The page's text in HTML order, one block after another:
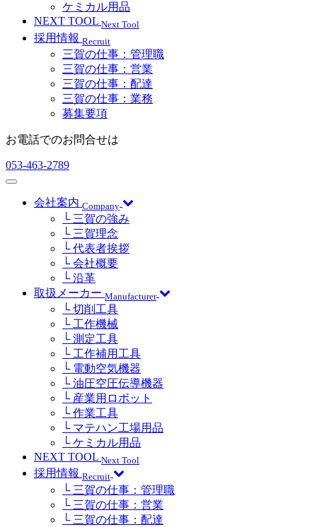
ケミカル用品
NEXT TOOL Next Tool
採用情報 Recruit
三賀の仕事：管理職
三賀の仕事：営業
三賀の仕事：配達
三賀の仕事：業務
募集要項
お電話でのお問合せは
053-463-2789
会社案内 Company
└ 三賀の強み
└ 三賀理念
└ 代表者挨拶
└ 会社概要
└ 沿革
取扱メーカー Manufacturer
└ 切削工具
└ 工作機械
└ 測定工具
└ 工作補用工具
└ 電動空気機器
└ 油圧空圧伝導機器
└ 産業用ロボット
└ 作業工具
└ マテハン工場用品
└ ケミカル用品
NEXT TOOL Next Tool
採用情報 Recruit
└ 三賀の仕事：管理職
└ 三賀の仕事：営業
└ 三賀の仕事：配達